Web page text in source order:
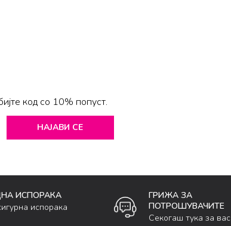
код со 10% попуст.
НАЈАВИ СЕ
ИСПОРАКА
испорака
ГРИЖА ЗА
ПОТРОШУВАЧИТЕ
Секогаш тука за вас